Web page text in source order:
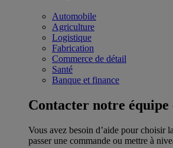
Automobile
Agriculture
Logistique
Fabrication
Commerce de détail
Santé
Banque et finance
Contacter notre
Vous avez besoin d’aide pour choisir
passer une commande ou mettre à